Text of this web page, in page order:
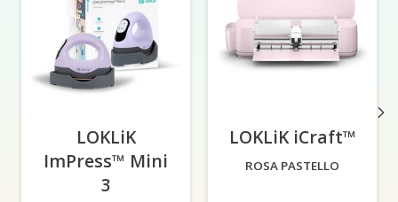
LOKLiK
ImPress™ Mini
3
LOKLiK iCraft™
ROSA PASTELLO